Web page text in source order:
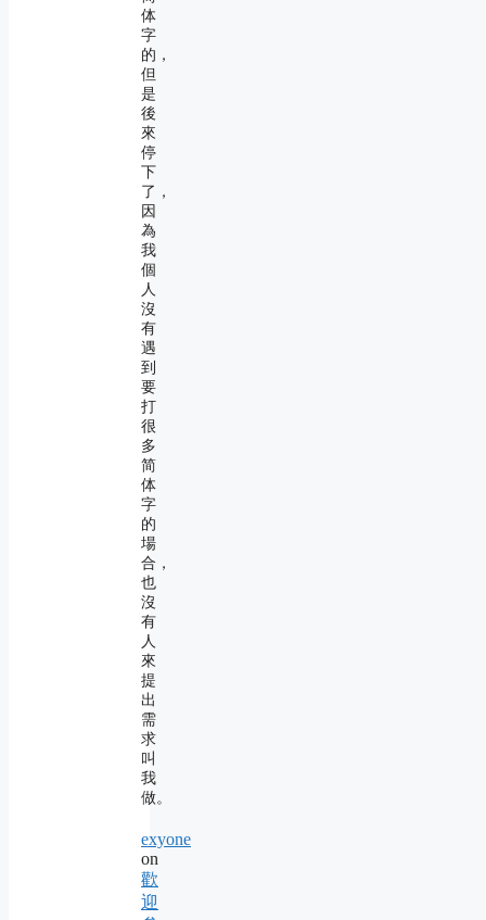
体
字
的，
但
是
後
來
停
下
了，
因
為
我
個
人
沒
有
遇
到
要
打
很
多
简
体
字
的
場
合，
也
沒
有
人
來
提
出
需
求
叫
我
做。
exyone
on
歡
迎